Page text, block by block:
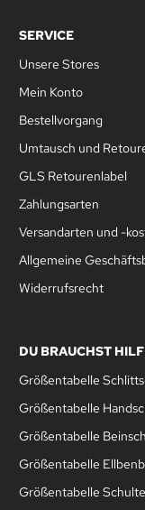
SERVICE
Unsere Stores
Mein Konto
Bestellvorgang
Umtausch und
GLS Retourenlabel
Zahlungsarten
Versandarten und -
Allgemeine
Widerrufsrecht
DU BRAUCHST
Größentabelle
Größentabelle
Größentabelle
Größentabelle
Größentabelle